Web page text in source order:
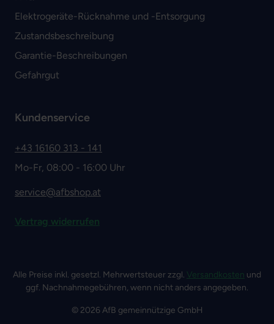
Elektrogeräte-Rücknahme und -Entsorgung
Zustandsbeschreibung
Garantie-Beschreibungen
Gefahrgut
Kundenservice
+43 16160 313 - 141
Mo-Fr, 08:00 - 16:00 Uhr
service@afbshop.at
Vertrag widerrufen
Alle Preise inkl. gesetzl. Mehrwertsteuer zzgl. Versandkosten und
ggf. Nachnahmegebühren, wenn nicht anders angegeben.
© 2026 AfB gemeinnützige GmbH